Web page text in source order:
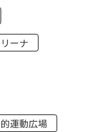
ーナ
運動広場